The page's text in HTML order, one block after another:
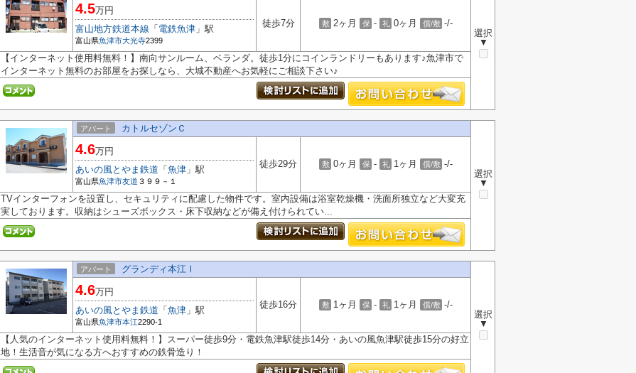
選択
▼
4.5万円
富山地方鉄道本線 「 電鉄魚津 」駅
富山県魚津市大光寺2399
徒歩7分 敷 2ヶ月 保 - 礼 0ヶ月 償/敷 -/-
【インターネット使用料無料！】南向サンルーム、ベランダ。徒歩1分にコインランドリーもあります♪魚津市で
インターネット無料のお部屋をお探しなら、大城不動産へお気軽にご相談下さい♪
アパート カトルセゾンＣ
選択
▼
4.6万円
あいの風とやま鉄道 「 魚津 」駅
富山県魚津市友道 ３９９－１
徒歩29分 敷 0ヶ月 保 - 礼 1ヶ月 償/敷 -/-
TVインターフォンを設置し、セキュリティに配慮した物件です。室内設備は浴室乾燥機・洗面所独立など大変充
実しております。収納はシューズボックス・床下収納などが備え付けられてい...
アパート グランディ本江Ⅰ
選択
▼
4.6万円
あいの風とやま鉄道 「 魚津 」駅
富山県魚津市本江2290-1
徒歩16分 敷 1ヶ月 保 - 礼 1ヶ月 償/敷 -/-
【人気のインターネット使用料無料！】スーパー徒歩9分・電鉄魚津駅徒歩14分・あいの風魚津駅徒歩15分の好立
地！生活音が気になる方へおすすめの鉄骨造り！